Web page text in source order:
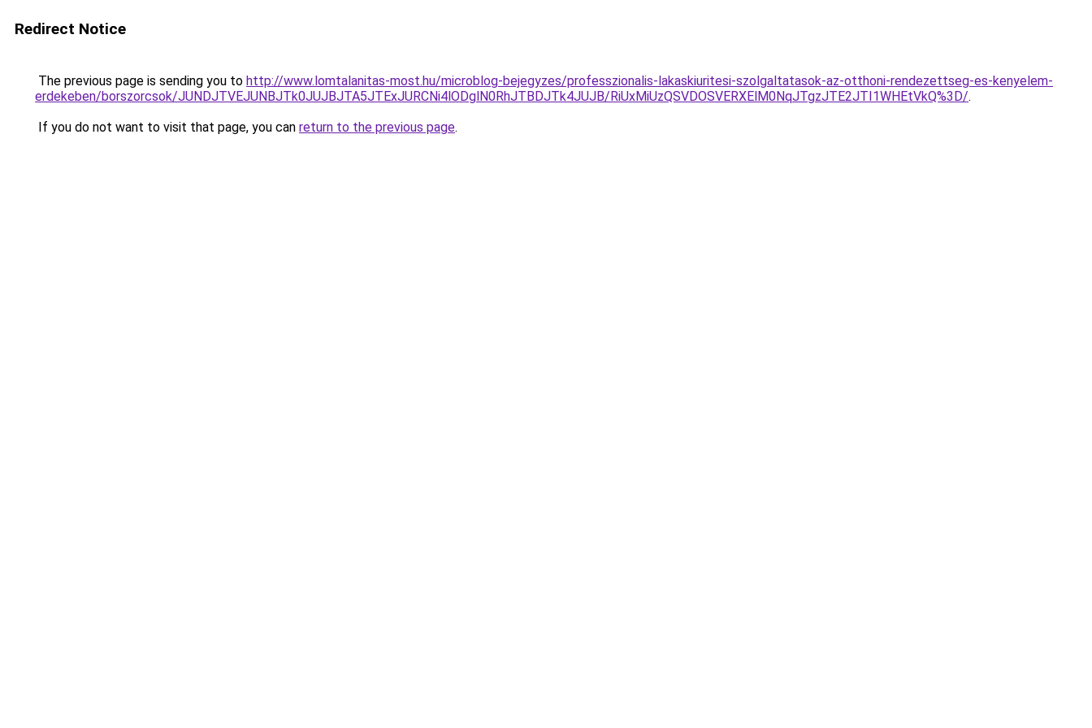
Redirect Notice
The previous page is sending you to http://www.lomtalanitas-most.hu/microblog-bejegyzes/professzionalis-lakaskiuritesi-szolgaltatasok-az-otthoni-rendezettseg-es-kenyelem-
erdekeben/borszorcsok/JUNDJTVEJUNBJTk0JUJBJTA5JTExJURCNi4lODglN0RhJTBDJTk4JUJB/RiUxMiUzQSVDOSVERXElM0NqJTgzJTE2JTI1WHEtVkQ%3D/.
If you do not want to visit that page, you can return to the previous page.